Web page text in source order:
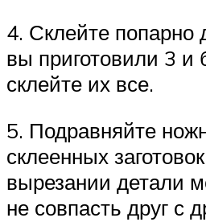
4. Склейте попарно
вы приготовили 3 и
склейте их все.
5. Подравняйте
склеенных
вырезании детали
не совпасть друг с